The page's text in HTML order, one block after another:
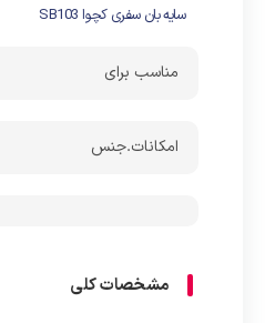
سایه بان سفری کچوا SB103
مناسب برای
امکانات.جنس
مشخصات کلی